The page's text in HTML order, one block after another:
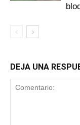
DEJA UNA